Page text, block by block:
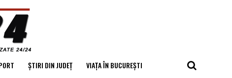
ȘTIRI DIN JUDEȚ VIAȚA ÎN BUCUREȘTI